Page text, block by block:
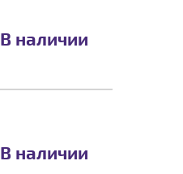
В наличии
В наличии